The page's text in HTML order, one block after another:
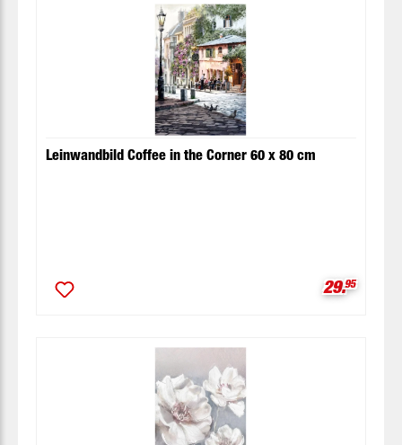
Leinwandbild Coffee in the Corner 60 x 80 cm
29.95